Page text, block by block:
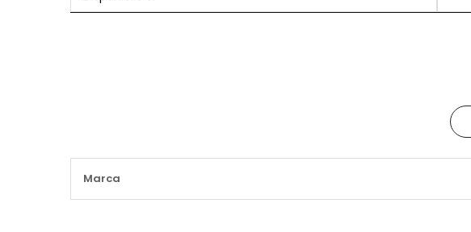
Informazioni
Marca